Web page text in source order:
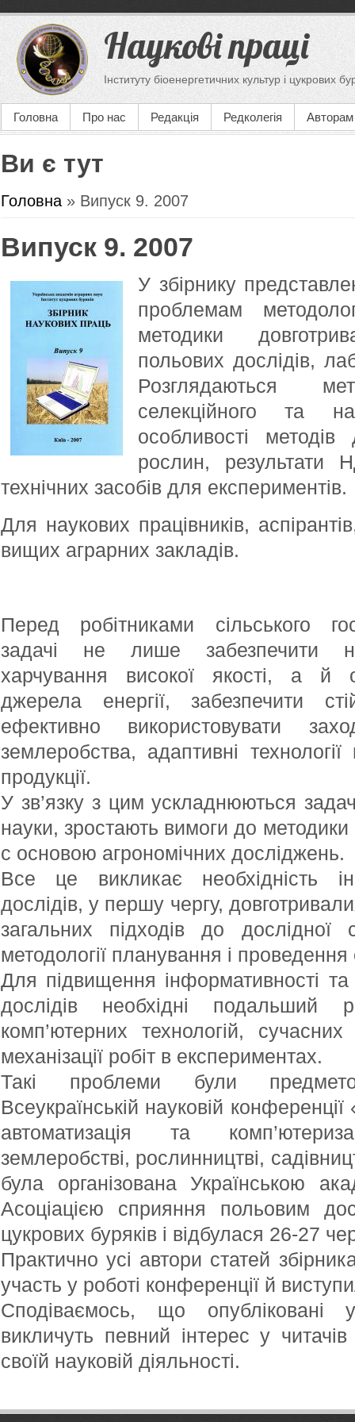
Наукові праці
Інституту біоенергетичних культур і цукрових
Головна Про нас Редакція Редколегія Авторам
Ви є тут
Головна » Випуск 9. 2007
Випуск 9. 2007
У збірнику
проблемам
методики
польових дослідів,
Розглядаються
селекційного та
особливості методів
рослин,
технічних засобів для експериментів.
Для наукових працівників,
вищих аграрних закладів.
Перед робітниками сільського
задачі не лише забезпечити
харчування високої якості, а й
джерела енергії, забезпечити
ефективно використовувати
землеробства, адаптивні
продукції.
У зв’язку з цим ускладнюються
науки, зростають вимоги до методики
с основою агрономічних досліджень.
Все це викликає необхідність
дослідів, у першу чергу,
загальних підходів до дослідної
методології планування і
Для підвищення інформативності
дослідів необхідні подальший
комп’ютерних технологій,
механізації робіт в експериментах.
Такі проблеми були
Всеукраїнській науковій
автоматизація та
землеробстві, рослинництві,
була організована Українською
Асоціацією сприяння польовим
цукрових буряків і відбулася 26-27
Практично усі автори статей
участь у роботі конференції й
Сподіваємось, що опубліковані
викличуть певний інтерес у
своїй науковій діяльності.